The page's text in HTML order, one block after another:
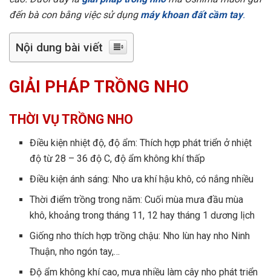
đến bà con bằng việc sử dụng máy khoan đất cầm tay.
Nội dung bài viết
GIẢI PHÁP TRỒNG NHO
THỜI VỤ TRỒNG NHO
Điều kiện nhiệt độ, độ ẩm: Thích hợp phát triển ở nhiệt
độ từ 28 – 36 độ C, độ ẩm không khí thấp
Điều kiện ánh sáng: Nho ưa khí hậu khô, có nắng nhiều
Thời điểm trồng trong năm: Cuối mùa mưa đầu mùa
khô, khoảng trong tháng 11, 12 hay tháng 1 dương lịch
Giống nho thích hợp trồng chậu: Nho lùn hay nho Ninh
Thuận, nho ngón tay,…
Độ ẩm không khí cao, mưa nhiều làm cây nho phát triển